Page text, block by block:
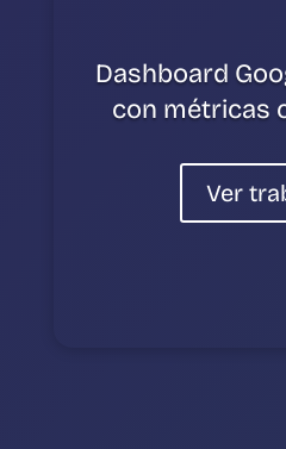
Dashboard
con métricas
Ver